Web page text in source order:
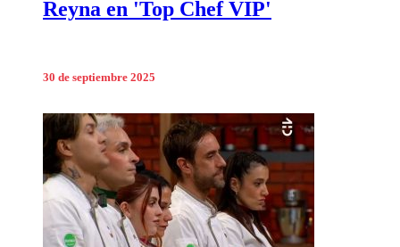
Reyna en 'Top Chef VIP'
30 de septiembre 2025